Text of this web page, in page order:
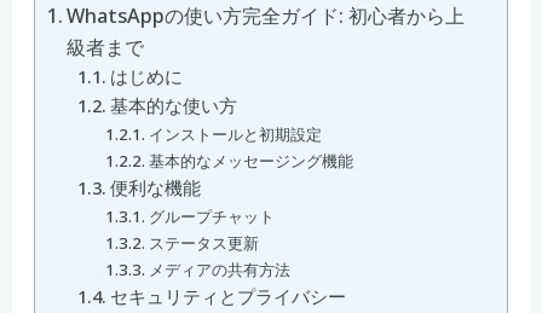
WhatsAppの使い方完全ガイド: 初心者から上
級者まで
はじめに
基本的な使い方
インストールと初期設定
基本的なメッセージング機能
便利な機能
グループチャット
ステータス更新
メディアの共有方法
セキュリティとプライバシー